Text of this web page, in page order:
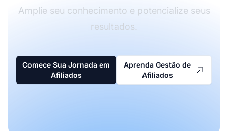
Amplie seu conhecimento e potencialize seus
resultados.
Comece Sua Jornada em
Afiliados
Aprenda Gestão de
Afiliados